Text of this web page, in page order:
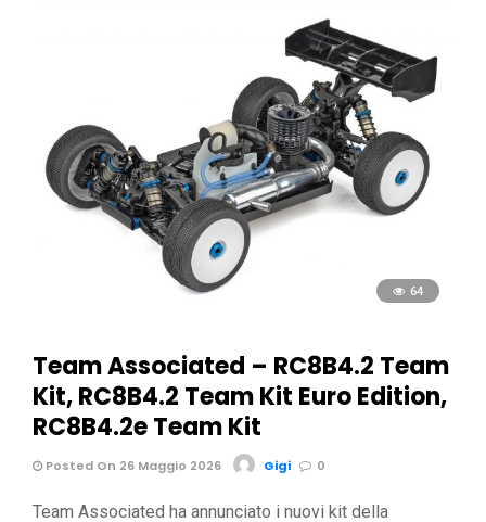
64
Team Associated – RC8B4.2 Team
Kit, RC8B4.2 Team Kit Euro Edition,
RC8B4.2e Team Kit
Posted On 26 Maggio 2026 Gigi 0
Team Associated ha annunciato i nuovi kit della